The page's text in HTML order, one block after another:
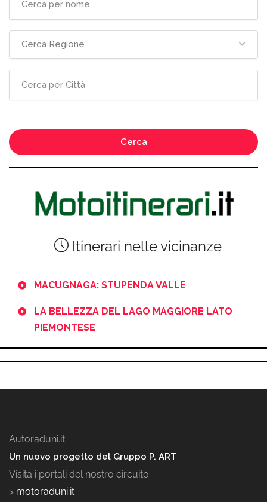
Cerca Regione
Cerca
Itinerari nelle vicinanze
MACUGNAGA: STUPENDA VALLE
LA BELLEZZA DEL LAGO MAGGIORE LATO
PIEMONTESE
Autoraduni.it
Un nuovo progetto del Gruppo P. ART
Visita i portali del nostro circuito:
> motoraduni.it